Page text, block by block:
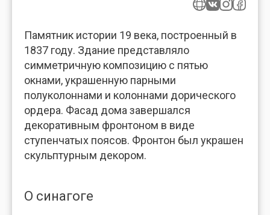
Памятник истории 19 века, построенный в
1837 году. Здание представляло
симметричную композицию с пятью
окнами, украшенную парными
полуколоннами и колоннами дорического
ордера. Фасад дома завершался
декоративным фронтоном в виде
ступенчатых поясов. Фронтон был украшен
скульптурным декором.
О синагоге